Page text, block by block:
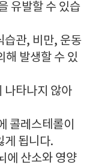
유발할 수 있습
습관, 비만, 운동
해 발생할 수 있
나타나지 않아
콜레스테롤이
게 됩니다.
에 산소와 영양